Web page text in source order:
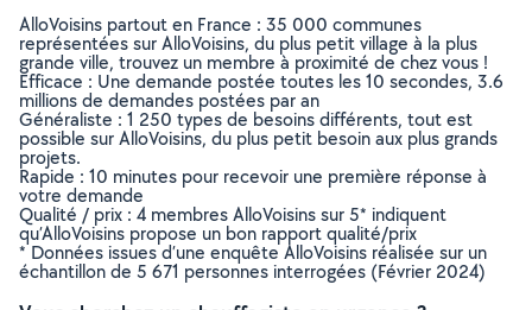
AlloVoisins partout en France : 35 000 communes
représentées sur AlloVoisins, du plus petit village à la plus
grande ville, trouvez un membre à proximité de chez vous !
Efficace : Une demande postée toutes les 10 secondes, 3.6
millions de demandes postées par an
Généraliste : 1 250 types de besoins différents, tout est
possible sur AlloVoisins, du plus petit besoin aux plus grands
projets.
Rapide : 10 minutes pour recevoir une première réponse à
votre demande
Qualité / prix : 4 membres AlloVoisins sur 5* indiquent
qu’AlloVoisins propose un bon rapport qualité/prix
* Données issues d’une enquête AlloVoisins réalisée sur un
échantillon de 5 671 personnes interrogées (Février 2024)